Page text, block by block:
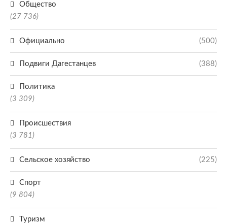
Общество
(27 736)
Официально (500)
Подвиги Дагестанцев (388)
Политика
(3 309)
Происшествия
(3 781)
Сельское хозяйство (225)
Спорт
(9 804)
Туризм